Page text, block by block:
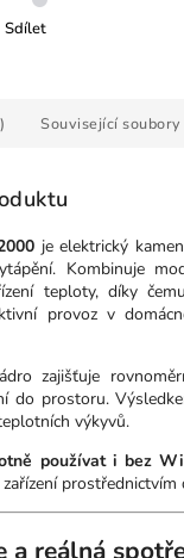
Sdílet
Související soubory
je elektrický
Kombinuje
teploty, díky
provoz v
zajišťuje
do prostoru.
výkyvů.
používat i bez
a reálná